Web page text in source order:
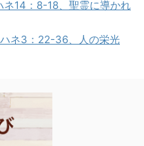
ソ6:1-4「子供たち、主
てはなりません。主がし
つけ諭されるように ...
14：8-18、聖霊に導かれ
ネ3：22-36、人の栄光